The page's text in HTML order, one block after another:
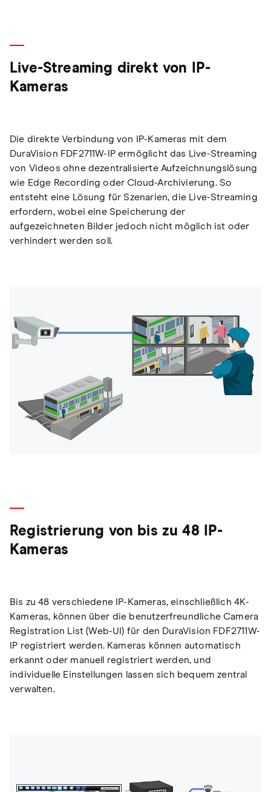
Live-Streaming direkt von IP-
Kameras
Die direkte Verbindung von IP-Kameras mit dem
DuraVision FDF2711W-IP ermöglicht das Live-Streaming
von Videos ohne dezentralisierte Aufzeichnungslösung
wie Edge Recording oder Cloud-Archivierung. So
entsteht eine Lösung für Szenarien, die Live-Streaming
erfordern, wobei eine Speicherung der
aufgezeichneten Bilder jedoch nicht möglich ist oder
verhindert werden soll.
Registrierung von bis zu 48 IP-
Kameras
Bis zu 48 verschiedene IP-Kameras, einschließlich 4K-
Kameras, können über die benutzerfreundliche Camera
Registration List (Web-UI) für den DuraVision FDF2711W-
IP registriert werden. Kameras können automatisch
erkannt oder manuell registriert werden, und
individuelle Einstellungen lassen sich bequem zentral
verwalten.